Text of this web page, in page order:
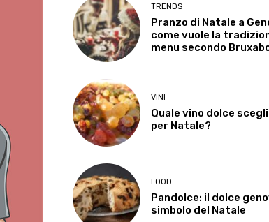
TRENDS
Pranzo di Natale a
come vuole la
menu secondo
VINI
Quale vino dolce
per Natale?
FOOD
Pandolce: il dolce
simbolo del Natale